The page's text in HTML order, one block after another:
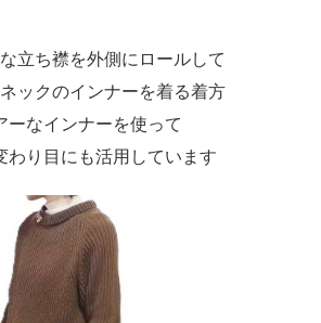
立ち襟を外側にロールして
ックのインナーを着る着方
ーなインナーを使って
わり目にも活用しています